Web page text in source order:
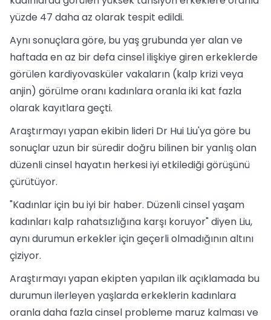
yüzde 47 daha az olarak tespit edildi.
Aynı sonuçlara göre, bu yaş grubunda yer alan ve
haftada en az bir defa cinsel ilişkiye giren erkeklerde
görülen kardiyovasküler vakaların (kalp krizi veya
anjin) görülme oranı kadınlara oranla iki kat fazla
olarak kayıtlara geçti.
Araştırmayı yapan ekibin lideri Dr Hui Liu'ya göre bu
sonuçlar uzun bir süredir doğru bilinen bir yanlış olan
düzenli cinsel hayatın herkesi iyi etkilediği görüşünü
çürütüyor.
"Kadınlar için bu iyi bir haber. Düzenli cinsel yaşam
kadınları kalp rahatsızlığına karşı koruyor" diyen Liu,
aynı durumun erkekler için geçerli olmadığının altını
çiziyor.
Araştırmayı yapan ekipten yapılan ilk açıklamada bu
durumun ilerleyen yaşlarda erkeklerin kadınlara
oranla daha fazla cinsel probleme maruz kalması ve